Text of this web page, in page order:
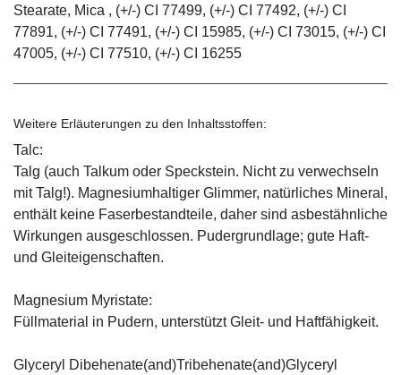
Stearate, Mica , (+/-) CI 77499, (+/-) CI 77492, (+/-) CI
77891, (+/-) CI 77491, (+/-) CI 15985, (+/-) CI 73015, (+/-) CI
47005, (+/-) CI 77510, (+/-) CI 16255
Weitere Erläuterungen zu den Inhaltsstoffen:
Talc:
Talg (auch Talkum oder Speckstein. Nicht zu verwechseln
mit Talg!). Magnesiumhaltiger Glimmer, natürliches Mineral,
enthält keine Faserbestandteile, daher sind asbestähnliche
Wirkungen ausgeschlossen. Pudergrundlage; gute Haft-
und Gleiteigenschaften.
Magnesium Myristate:
Füllmaterial in Pudern, unterstützt Gleit- und Haftfähigkeit.
Glyceryl Dibehenate(and)Tribehenate(and)Glyceryl